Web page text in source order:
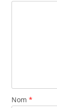
Nom *